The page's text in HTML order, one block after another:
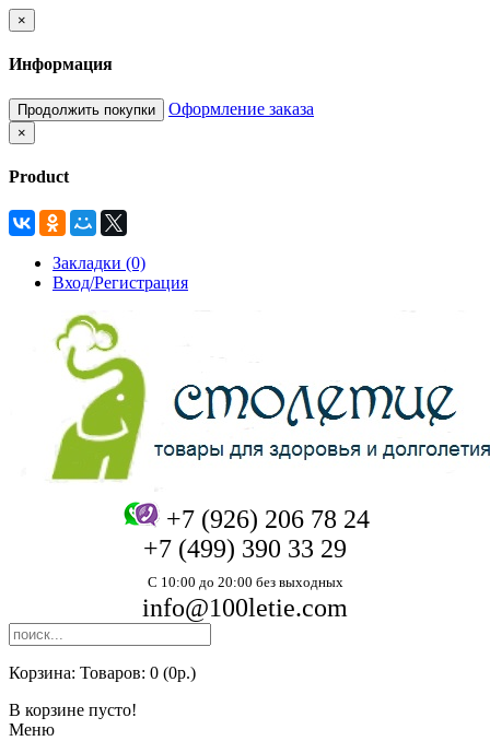
×
Информация
Продолжить покупки Оформление заказа
×
Product
Закладки (0)
Вход/Регистрация
+7 (926) 206 78 24
+7 (499) 390 33 29
С 10:00 до 20:00 без выходных
info@100letie.com
Корзина: Товаров: 0 (0р.)
В корзине пусто!
Меню